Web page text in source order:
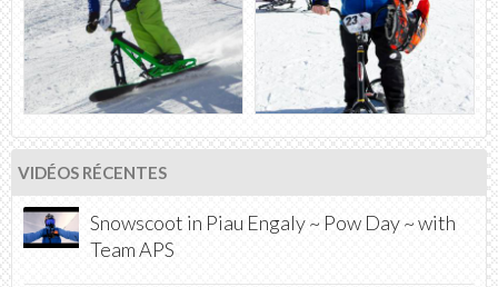
VIDÉOS RÉCENTES
Snowscoot in Piau Engaly ~ Pow Day ~ with
Team APS